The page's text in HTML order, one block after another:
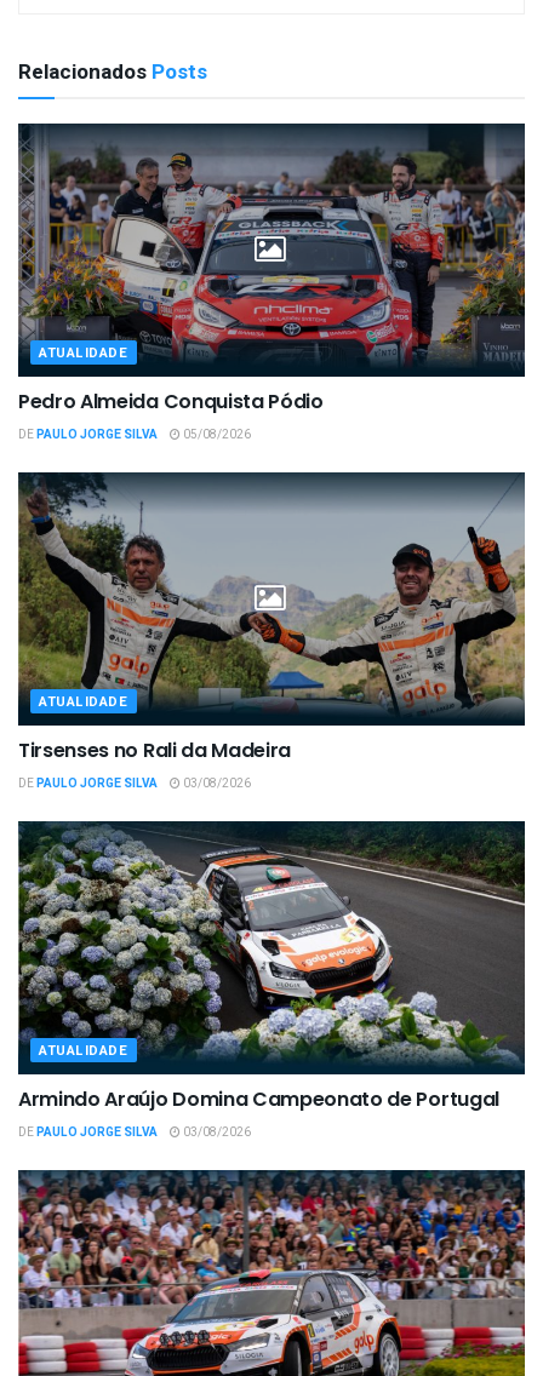
Relacionados Posts
ATUALIDADE
Pedro Almeida Conquista Pódio
DEPAULO JORGE SILVA 05/08/2026
ATUALIDADE
Tirsenses no Rali da Madeira
DEPAULO JORGE SILVA 03/08/2026
ATUALIDADE
Armindo Araújo Domina Campeonato de Portugal
DEPAULO JORGE SILVA 03/08/2026